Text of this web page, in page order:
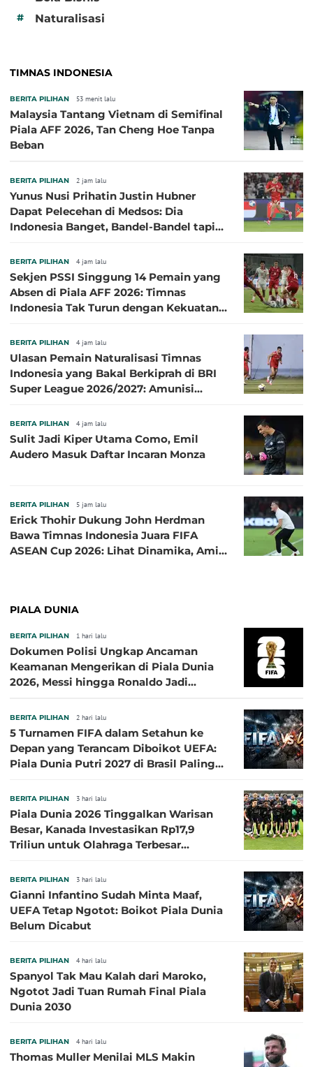
# Naturalisasi
TIMNAS INDONESIA
BERITA PILIHAN 53 menit lalu
Malaysia Tantang Vietnam di Semifinal
Piala AFF 2026, Tan Cheng Hoe Tanpa
Beban
BERITA PILIHAN 2 jam lalu
Yunus Nusi Prihatin Justin Hubner
Dapat Pelecehan di Medsos: Dia
Indonesia Banget, Bandel-Bandel tapi
BERITA PILIHAN 4 jam lalu
Sekjen PSSI Singgung 14 Pemain yang
Absen di Piala AFF 2026: Timnas
Indonesia Tak Turun dengan Kekuatan
BERITA PILIHAN 4 jam lalu
Ulasan Pemain Naturalisasi Timnas
Indonesia yang Bakal Berkiprah di BRI
Super League 2026/2027: Amunisi
BERITA PILIHAN 4 jam lalu
Sulit Jadi Kiper Utama Como, Emil
Audero Masuk Daftar Incaran Monza
BERITA PILIHAN 5 jam lalu
Erick Thohir Dukung John Herdman
Bawa Timnas Indonesia Juara FIFA
ASEAN Cup 2026: Lihat Dinamika, Amit-
PIALA DUNIA
BERITA PILIHAN 1 hari lalu
Dokumen Polisi Ungkap Ancaman
Keamanan Mengerikan di Piala Dunia
2026, Messi hingga Ronaldo Jadi
BERITA PILIHAN 2 hari lalu
5 Turnamen FIFA dalam Setahun ke
Depan yang Terancam Diboikot UEFA:
Piala Dunia Putri 2027 di Brasil Paling
BERITA PILIHAN 3 hari lalu
Piala Dunia 2026 Tinggalkan Warisan
Besar, Kanada Investasikan Rp17,9
Triliun untuk Olahraga Terbesar
BERITA PILIHAN 3 hari lalu
Gianni Infantino Sudah Minta Maaf,
UEFA Tetap Ngotot: Boikot Piala Dunia
Belum Dicabut
BERITA PILIHAN 4 hari lalu
Spanyol Tak Mau Kalah dari Maroko,
Ngotot Jadi Tuan Rumah Final Piala
Dunia 2030
BERITA PILIHAN 4 hari lalu
Thomas Muller Menilai MLS Makin